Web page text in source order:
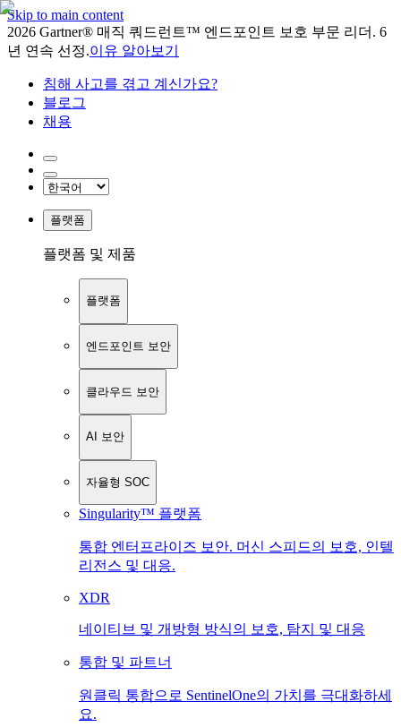
Skip to main content
2026 Gartner® 매직 쿼드런트™ 엔드포인트 보호 부문 리더. 6
년 연속 선정.이유 알아보기
침해 사고를 겪고 계신가요?
블로그
채용
플랫폼
플랫폼 및 제품
플랫폼
엔드포인트 보안
클라우드 보안
AI 보안
자율형 SOC
Singularity™ 플랫폼
통합 엔터프라이즈 보안. 머신 스피드의 보호, 인텔
리전스 및 대응.
XDR
네이티브 및 개방형 방식의 보호, 탐지 및 대응
통합 및 파트너
원클릭 통합으로 SentinelOne의 가치를 극대화하세
요.